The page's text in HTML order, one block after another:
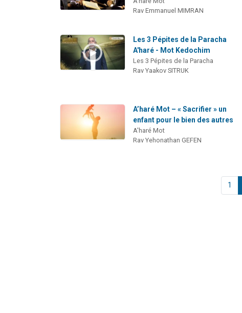
Rav Emmanuel MIMRAN
Les 3 Pépites de la Paracha
A'haré - Mot Kedochim
Les 3 Pépites de la Paracha
Rav Yaakov SITRUK
A’haré Mot – « Sacrifier » un
enfant pour le bien des autres
A'haré Mot
Rav Yehonathan GEFEN
1